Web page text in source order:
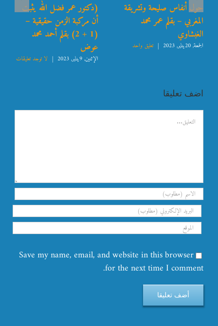
حول أنفاس صليحة وتشريقة
المغربي – بقلم عمر محمد
الغبشاوي
الجمعة, 20يناير, 2023 | تعليق واحد
(دكتور عمر فضل الله يثبت
أن مركبة الزمن حقيقية –
(1 + 2) بقلم أحمد محمد
عوض
الإثنين, 9يناير, 2023 | لا توجد تعليقات
اضف تعليقا
تعليق
Save my name, email, and website in this browser
for the next time I comment.